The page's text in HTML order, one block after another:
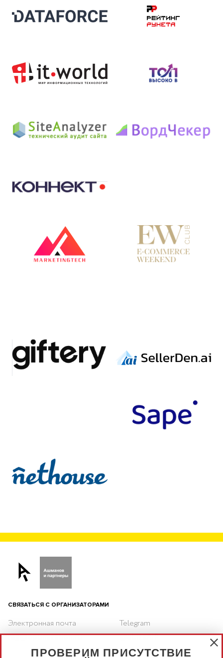
СВЯЗАТЬСЯ С ОРГАНИЗАТОРАМИ
Электронная почта
reg@optimization.ru
Telegram
@eLizaAiP
ПРОВЕРИМ ПРИСУТСТВИЕ